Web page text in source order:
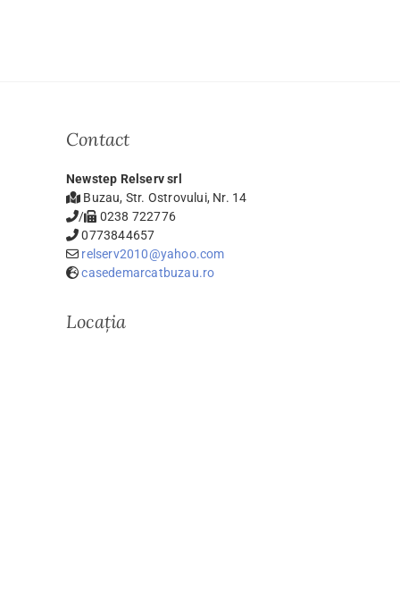
Contact
Newstep Relserv srl
Buzau, Str. Ostrovului, Nr. 14
/
0238 722776
0773844657
relserv2010@yahoo.com
casedemarcatbuzau.ro
Locația